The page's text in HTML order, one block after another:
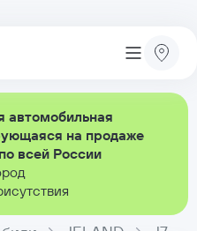
автомобильная
на продаже
всей России